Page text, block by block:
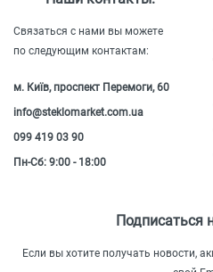
Связаться с нами вы можете
по следующим контактам:
м. Київ, проспект Перемоги, 60
info@steklomarket.com.ua
099 419 03 90
Пн-Сб: 9:00 - 18:00
Подписаться
Если вы хотите получать новости,